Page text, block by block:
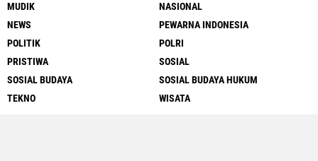
MUDIK
NASIONAL
NEWS
PEWARNA INDONESIA
POLITIK
POLRI
PRISTIWA
SOSIAL
SOSIAL BUDAYA
SOSIAL BUDAYA HUKUM
TEKNO
WISATA